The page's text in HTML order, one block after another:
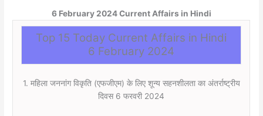
6 February 2024Current Affairs in Hindi
Top 15 Today Current Affairs in Hindi
6 February 2024
1. महिला जननांग विकृति (एफजीएम) के लिए शून्य सहनशीलता का अंतर्राष्ट्रीय
दिवस 6 फरवरी 2024